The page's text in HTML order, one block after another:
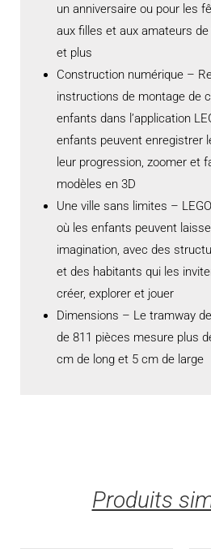
un anniversaire ou pour les
aux filles et aux amateurs
et plus
Construction numérique –
instructions de montage de
enfants dans l’application
enfants peuvent enregistrer
leur progression, zoomer et
modèles en 3D
Une ville sans limites –
où les enfants peuvent
imagination, avec des
et des habitants qui les
créer, explorer et jouer
Dimensions – Le tramway
de 811 pièces mesure plus
cm de long et 5 cm de large
Produits